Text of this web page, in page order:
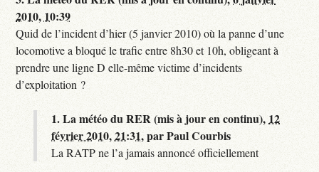
2010, 10:39
Quid de l’incident d’hier (5 janvier 2010) où la panne d’une
locomotive a bloqué le trafic entre 8h30 et 10h, obligeant à
prendre une ligne D elle-même victime d’incidents
d’exploitation ?
1.La météo du RER (mis à jour en continu), 12
février 2010, 21:31,parPaul Courbis
La RATP ne l’a jamais annoncé officiellement